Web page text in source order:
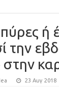
ή
την
στην
23 Αυγ 2018